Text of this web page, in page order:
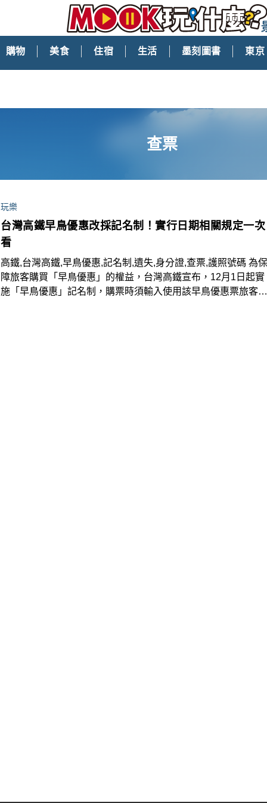
購物 美食 住宿 生活 墨刻圖書 東京
查票
玩樂
台灣高鐵早鳥優惠改採記名制！實行日期相關規定一次
看
高鐵,台灣高鐵,早鳥優惠,記名制,遺失,身分證,查票,護照號碼 為保
障旅客購買「早鳥優惠」的權益，台灣高鐵宣布，12月1日起實
施「早鳥優惠」記名制，購票時須輸入使用該早鳥優惠票旅客的